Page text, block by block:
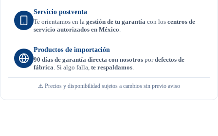
Servicio postventa
Te orientamos en la gestión de tu garantía con los centros de
servicio autorizados en México
Productos de importación
90 días de garantía directa con nosotros pordefectos de
fábrica . Si algo falla, te respaldamos
⚠️ Precios y disponibilidad sujetos a cambios sin previo aviso